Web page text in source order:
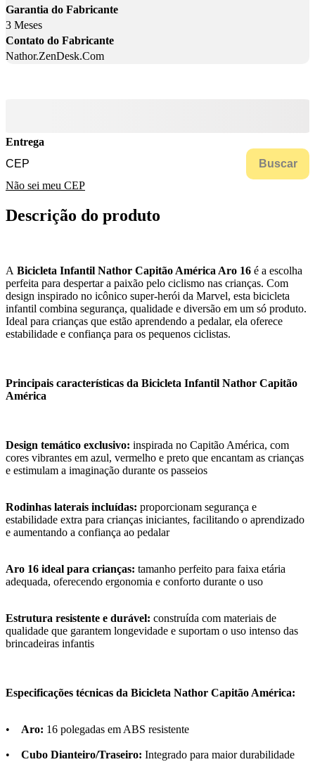
Garantia do Fabricante
3 Meses
Contato do Fabricante
Nathor.ZenDesk.Com
Entrega
Buscar
Não sei meu CEP
Descrição do produto
A Bicicleta Infantil Nathor Capitão América Aro 16 é a escolha
perfeita para despertar a paixão pelo ciclismo nas crianças. Com
design inspirado no icônico super-herói da Marvel, esta bicicleta
infantil combina segurança, qualidade e diversão em um só produto.
Ideal para crianças que estão aprendendo a pedalar, ela oferece
estabilidade e confiança para os pequenos ciclistas.
Principais características da Bicicleta Infantil Nathor Capitão
América
Design temático exclusivo: inspirada no Capitão América, com
cores vibrantes em azul, vermelho e preto que encantam as crianças
e estimulam a imaginação durante os passeios
Rodinhas laterais incluídas: proporcionam segurança e
estabilidade extra para crianças iniciantes, facilitando o aprendizado
e aumentando a confiança ao pedalar
Aro 16 ideal para crianças: tamanho perfeito para faixa etária
adequada, oferecendo ergonomia e conforto durante o uso
Estrutura resistente e durável: construída com materiais de
qualidade que garantem longevidade e suportam o uso intenso das
brincadeiras infantis
Especificações técnicas da Bicicleta Nathor Capitão América:
• Aro: 16 polegadas em ABS resistente
• Cubo Dianteiro/Traseiro: Integrado para maior durabilidade